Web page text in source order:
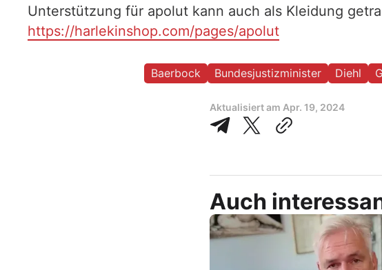
Unterstützung für apolut kann auch als Kleidung
https://harlekinshop.com/pages/apolut
Baerbock Bundesjustizminister Diehl
Aktualisiert am Apr. 19, 2024
Auch